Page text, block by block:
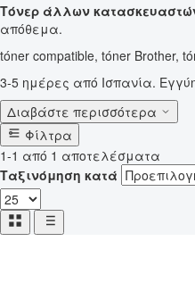
Τόνερ άλλων
απόθεμα.
tóner compatible, tóner Brother,
3-5 ημέρες από Ισπανία.
Διαβάστε περισσότερα
Φίλτρα
1-1 από 1 αποτελέσματα
Ταξινόμηση κατά